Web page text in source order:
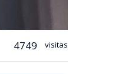
4749 visitas